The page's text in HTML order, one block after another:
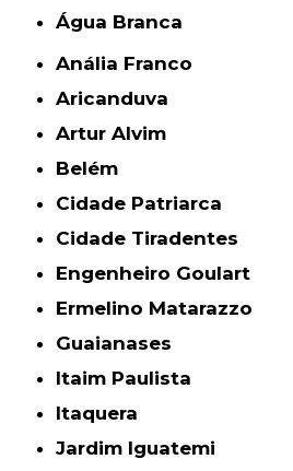
Água Branca
Anália Franco
Aricanduva
Artur Alvim
Belém
Cidade Patriarca
Cidade Tiradentes
Engenheiro Goulart
Ermelino Matarazzo
Guaianases
Itaim Paulista
Itaquera
Jardim Iguatemi